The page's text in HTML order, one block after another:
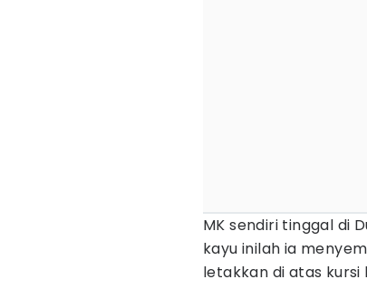
MK sendiri tinggal di
kayu inilah ia
letakkan di atas kursi